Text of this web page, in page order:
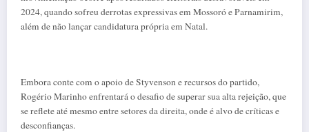
2024, quando sofreu derrotas expressivas em Mossoró e Parnamirim,
além de não lançar candidatura própria em Natal.
Embora conte com o apoio de Styvenson e recursos do partido,
Rogério Marinho enfrentará o desafio de superar sua alta rejeição, que
se reflete até mesmo entre setores da direita, onde é alvo de críticas e
desconfianças.